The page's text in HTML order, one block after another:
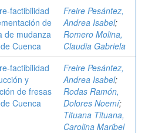
factibilidad
de
de mudanza
Cuenca
Freire Pesántez,
Andrea Isabel;
Romero Molina,
Claudia Gabriela
factibilidad
y
de fresas
Cuenca
Freire Pesántez,
Andrea Isabel;
Rodas Ramón,
Dolores Noemí;
Tituana Tituana,
Carolina Maribel